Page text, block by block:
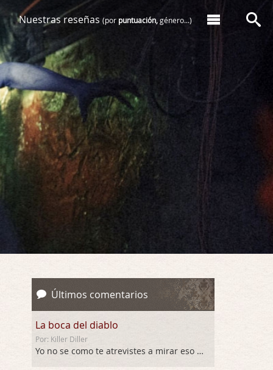
Nuestras reseñas (por puntuación,género...)
Últimos comentarios
La boca del diablo
Por: Killer Diller
Yo no se como te atrevistes a mirar eso …